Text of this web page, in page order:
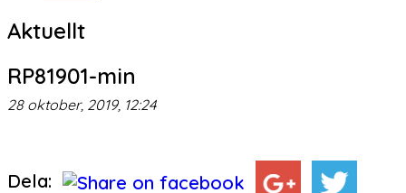
Aktuellt
RP81901-min
28 oktober, 2019, 12:24
Dela: